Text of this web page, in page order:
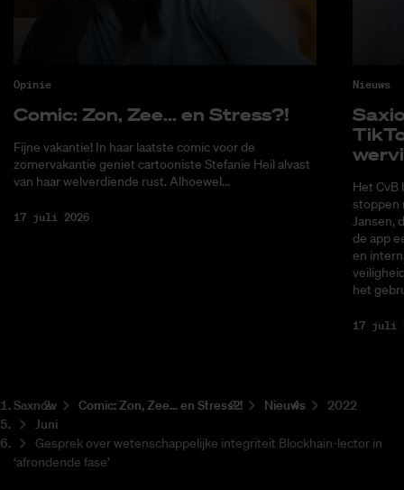
Opinie
Co­mic: Zon, Zee... en Stress?!
Fijne vakantie! In haar laatste comic voor de
zomervakantie geniet cartooniste Stefanie Heil alvast
van haar welverdiende rust. Alhoewel...
17 juli 2026
Nieuws
Het CvB
stoppen
Jansen,
de app
en
het
17 juli
Saxnow Co­mic: Zon, Zee... en Stress?! Nieuws
2022
Juni
Gesprek over wetenschappelijke integriteit Blockhain-lector in
‘afrondende fase’